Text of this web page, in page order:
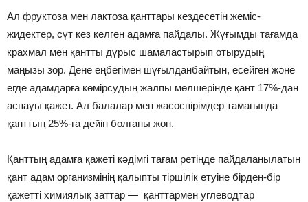
Ал фруктоза мен лактоза қанттары кездесетін жеміс-
жидектер, сүт кез келген адамға пайдалы. Жұғымды тағамда
крахмал мен қантты дұрыс шамаластырып отырудың
маңызы зор. Дене еңбегімен шұғылданбайтын, есейген және
егде адамдарға көмірсудың жалпы мөлшерінде қант 17%-дан
аспауы қажет. Ал балалар мен жасөспірімдер тамағында
қанттың 25%-ға дейін болғаны жөн.
Қанттың адамға қажеті кәдімгі тағам ретінде пайдаланылатын
қант адам организмінің қалыпты тіршілік етуіне бірден-бір
қажетті химиялық заттар — қанттармен углеводтар